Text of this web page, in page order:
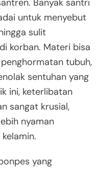
untuk menyebut
sulit
korban. Materi bisa
tubuh,
sentuhan yang
ini, keterlibatan
sangat krusial,
nyaman
yang